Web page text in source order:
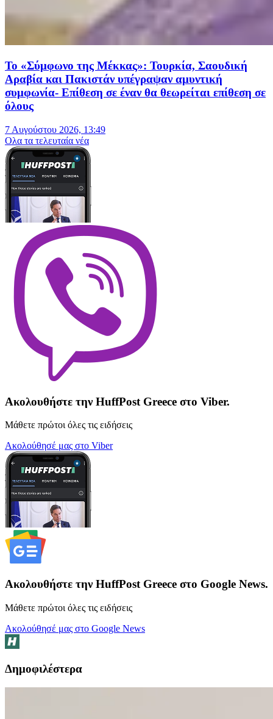
Το «Σύμφωνο της Μέκκας»: Τουρκία, Σαουδική
Αραβία και Πακιστάν υπέγραψαν αμυντική
συμφωνία- Επίθεση σε έναν θα θεωρείται επίθεση σε
όλους
7 Αυγούστου 2026, 13:49
Oλα τα τελευταία νέα
Ακολουθήστε την HuffPost Greece στο Viber.
Μάθετε πρώτοι όλες τις ειδήσεις
Ακολούθησέ μας στο Viber
Ακολουθήστε την HuffPost Greece στο Google News.
Μάθετε πρώτοι όλες τις ειδήσεις
Ακολούθησέ μας στο Google News
Δημοφιλέστερα